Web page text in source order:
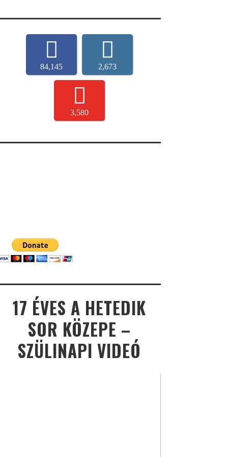
84,145 2,673
3,580
17 ÉVES A HETEDIK
SOR KÖZEPE –
SZÜLINAPI VIDEÓ